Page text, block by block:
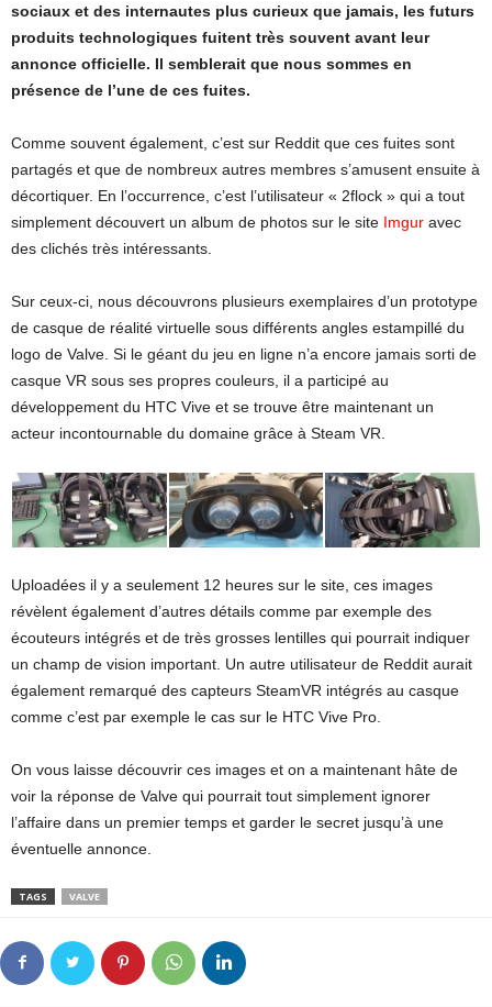
sociaux et des internautes plus curieux que jamais, les futurs
produits technologiques fuitent très souvent avant leur
annonce officielle. Il semblerait que nous sommes en
présence de l’une de ces fuites.
Comme souvent également, c’est sur Reddit que ces fuites sont
partagés et que de nombreux autres membres s’amusent ensuite à
décortiquer. En l’occurrence, c’est l’utilisateur « 2flock » qui a tout
simplement découvert un album de photos sur le site Imgur avec
des clichés très intéressants.
Sur ceux-ci, nous découvrons plusieurs exemplaires d’un prototype
de casque de réalité virtuelle sous différents angles estampillé du
logo de Valve. Si le géant du jeu en ligne n’a encore jamais sorti de
casque VR sous ses propres couleurs, il a participé au
développement du HTC Vive et se trouve être maintenant un
acteur incontournable du domaine grâce à Steam VR.
Uploadées il y a seulement 12 heures sur le site, ces images
révèlent également d’autres détails comme par exemple des
écouteurs intégrés et de très grosses lentilles qui pourrait indiquer
un champ de vision important. Un autre utilisateur de Reddit aurait
également remarqué des capteurs SteamVR intégrés au casque
comme c’est par exemple le cas sur le HTC Vive Pro.
On vous laisse découvrir ces images et on a maintenant hâte de
voir la réponse de Valve qui pourrait tout simplement ignorer
l’affaire dans un premier temps et garder le secret jusqu’à une
éventuelle annonce.
TAGS VALVE